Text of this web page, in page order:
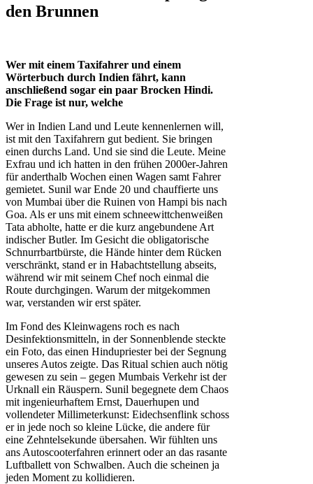
den Brunnen
Wer mit einem Taxifahrer und einem
Wörterbuch durch Indien fährt, kann
anschließend sogar ein paar Brocken Hindi.
Die Frage ist nur, welche
Wer in Indien Land und Leute kennenlernen will,
ist mit den Taxifahrern gut bedient. Sie bringen
einen durchs Land. Und sie sind die Leute. Meine
Exfrau und ich hatten in den frühen 2000er-Jahren
für anderthalb Wochen einen Wagen samt Fahrer
gemietet. Sunil war Ende 20 und chauffierte uns
von Mumbai über die Ruinen von Hampi bis nach
Goa. Als er uns mit einem schneewittchenweißen
Tata abholte, hatte er die kurz angebundene Art
indischer Butler. Im Gesicht die obligatorische
Schnurrbartbürste, die Hände hinter dem Rücken
verschränkt, stand er in Habachtstellung abseits,
während wir mit seinem Chef noch einmal die
Route durchgingen. Warum der mitgekommen
war, verstanden wir erst später.
Im Fond des Kleinwagens roch es nach
Desinfektionsmitteln, in der Sonnenblende steckte
ein Foto, das einen Hindupriester bei der Segnung
unseres Autos zeigte. Das Ritual schien auch nötig
gewesen zu sein – gegen Mumbais Verkehr ist der
Urknall ein Räuspern. Sunil begegnete dem Chaos
mit ingenieurhaftem Ernst, Dauerhupen und
vollendeter Millimeterkunst: Eidechsenflink schoss
er in jede noch so kleine Lücke, die andere für
eine Zehntelsekunde übersahen. Wir fühlten uns
ans Autoscooterfahren erinnert oder an das rasante
Luftballett von Schwalben. Auch die scheinen ja
jeden Moment zu kollidieren.